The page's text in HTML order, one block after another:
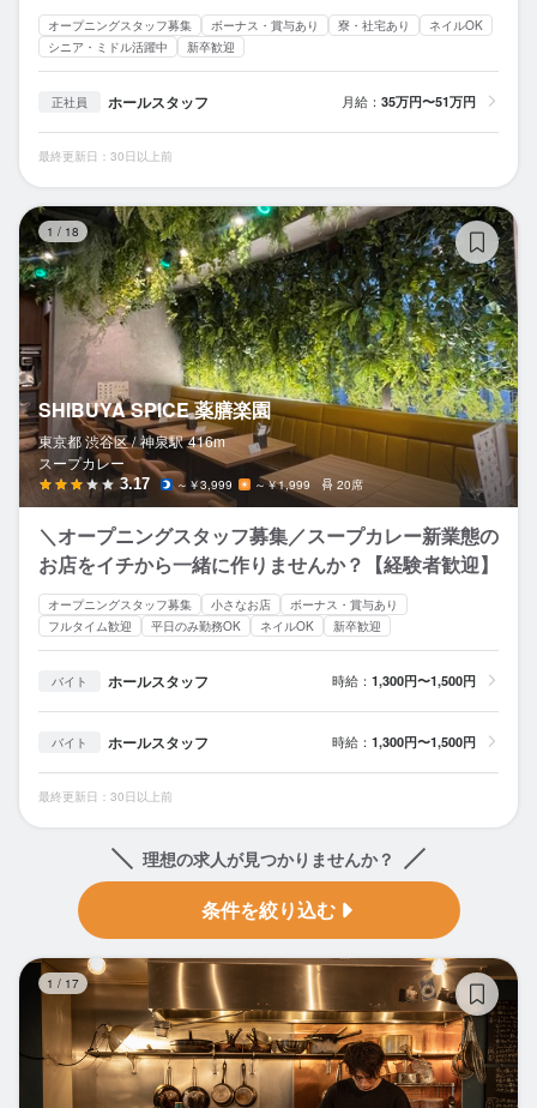
オープニングスタッフ募集 ボーナス・賞与あり 寮・社宅あり
ネイルOK
シニア・ミドル活躍中
新卒歓迎
正社員 ホールスタッフ 月給： 35万円〜51万円
最終更新日：30日以上前
1 / 18
SHIBUYA SPICE 薬膳楽園
東京都 渋谷区 / 神泉駅 416m
スープカレー
3.17 ～￥3,999 ～￥1,999 20席
＼オープニングスタッフ募集／スープカレー新業態の
お店をイチから一緒に作りませんか？【経験者歓迎】
オープニングスタッフ募集 小さなお店
ボーナス・賞与あり
フルタイム歓迎
平日のみ勤務OK ネイルOK 新卒歓迎
バイト ホールスタッフ 時給： 1,300円〜1,500円
バイト ホールスタッフ 時給： 1,300円〜1,500円
最終更新日：30日以上前
理想の求人が見つかりませんか？
条件を絞り込む
1 / 17